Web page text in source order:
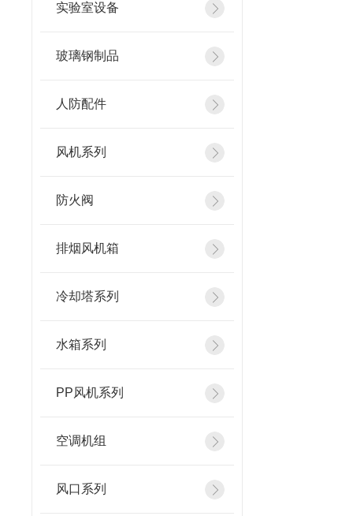
实验室设备
玻璃钢制品
人防配件
风机系列
防火阀
排烟风机箱
冷却塔系列
水箱系列
PP风机系列
空调机组
风口系列